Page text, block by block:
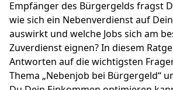
Empfänger des Bürgergelds fragst
wie sich ein Nebenverdienst auf
auswirkt und welche Jobs sich am
Zuverdienst eignen? In diesem
Antworten auf die wichtigsten
Thema „Nebenjob bei Bürgergeld“